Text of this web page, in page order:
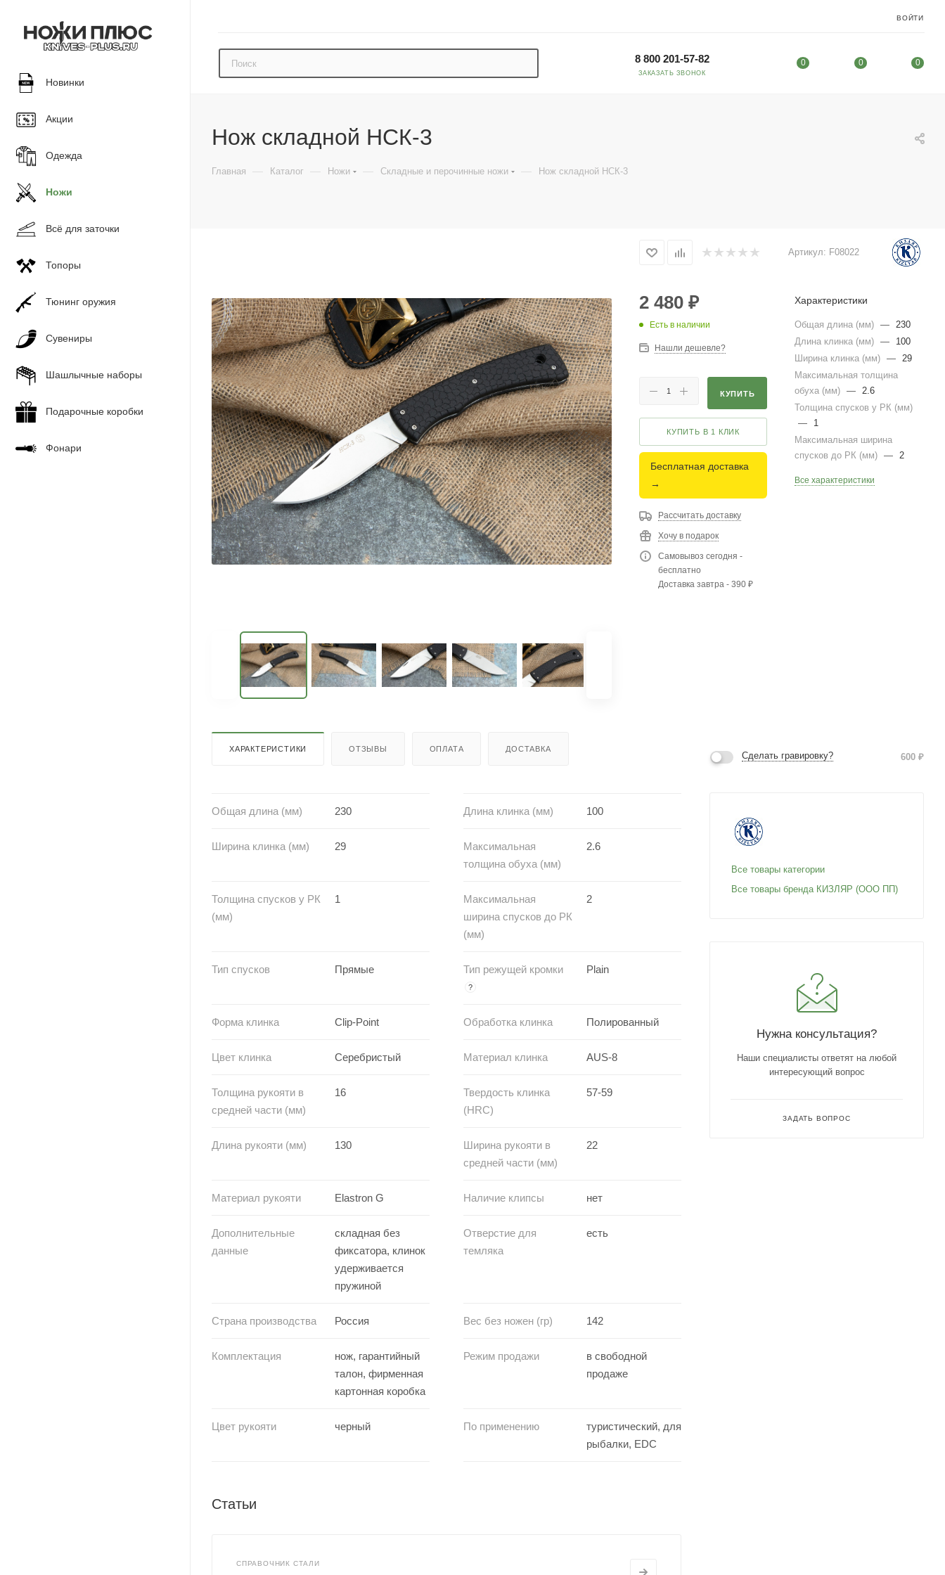
ВОЙТИ
8 800 201-57-82
ЗАКАЗАТЬ ЗВОНОК
0 0 0
Новинки
Акции
Одежда
Ножи
Всё для заточки
Топоры
Тюнинг оружия
Сувениры
Шашлычные наборы
Подарочные коробки
Фонари
Нож складной НСК-3
Главная — Каталог — Ножи — Складные и перочинные ножи — Нож складной НСК-3
Артикул: F08022
2 480₽
Есть в наличии
Нашли дешевле?
КУПИТЬ
КУПИТЬ В 1 КЛИК
Бесплатная доставка
→
Рассчитать доставку
Хочу в подарок
Самовывоз сегодня -
бесплатно
Доставка завтра - 390 ₽
Характеристики
Общая длина (мм) —
230
Длина клинка (мм)
—
100
Ширина клинка (мм)
—
29
Максимальная толщина
обуха (мм)
—
2.6
Толщина спусков у РК (мм)
—
1
Максимальная ширина
спусков до РК (мм)
— 2
Все характеристики
ХАРАКТЕРИСТИКИ ОТЗЫВЫ ОПЛАТА ДОСТАВКА
Общая длина (мм) 230 Длина клинка (мм) 100
Ширина клинка (мм) 29
Максимальная
толщина обуха (мм)
2.6
Толщина спусков у РК
(мм)
1
Максимальная
ширина спусков до РК
(мм)
2
Тип спусков Прямые Тип режущей кромки
?
Plain
Форма клинка Clip-Point Обработка клинка Полированный
Цвет клинка Серебристый Материал клинка AUS-8
Толщина рукояти в
средней части (мм)
16
Твердость клинка
(HRC)
57-59
Длина рукояти (мм) 130
Ширина рукояти в
средней части (мм)
22
Материал рукояти Elastron G Наличие клипсы нет
Дополнительные
данные
складная без
фиксатора, клинок
удерживается
пружиной
Отверстие для
темляка
есть
Страна производства Россия Вес без ножен (гр) 142
Комплектация
нож, гарантийный
талон, фирменная
картонная коробка
Режим продажи
в свободной
продаже
Цвет рукояти черный По применению
туристический, для
рыбалки, EDC
Статьи
СПРАВОЧНИК СТАЛИ
Сделать гравировку? 600 ₽
Все товары категории
Все товары бренда КИЗЛЯР (ООО ПП)
Нужна консультация?
Наши специалисты ответят на любой
интересующий вопрос
ЗАДАТЬ ВОПРОС